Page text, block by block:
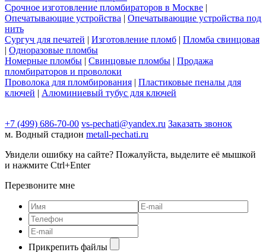
Срочное изготовление пломбираторов в Москве |
Опечатывающие устройства | Опечатывающие устройства под
нить
Сургуч для печатей | Изготовление пломб | Пломба свинцовая
| Одноразовые пломбы
Номерные пломбы | Свинцовые пломбы | Продажа
пломбираторов и проволоки
Проволока для пломбирования | Пластиковые пеналы для
ключей | Алюминиевый тубус для ключей
+7 (499) 686-70-00 vs-pechati@yandex.ru Заказать звонок
м. Водный стадион metall-pechati.ru
Увидели ошибку на сайте? Пожалуйста, выделите её мышкой
и нажмите Ctrl+Enter
Перезвоните мне
Прикрепить файлы